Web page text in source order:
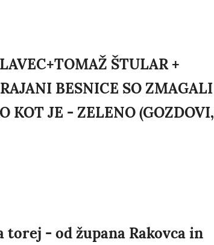
ŠTULAR +
BESNICE SO ZMAGALI
KOT JE - ZELENO (GOZDOVI,
- od župana Rakovca in